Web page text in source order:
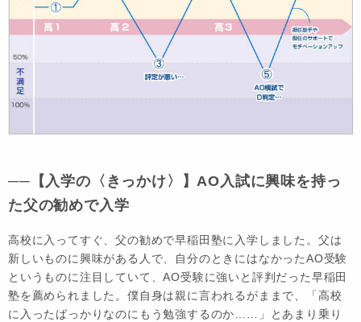
──【入学の〈きっかけ〉】AO入試に興味を持っ
た父の勧めで入学
高校に入ってすぐ、父の勧めで早稲田塾に入学しました。父は
新しいものに興味がある人で、自分のときにはなかったAO受験
というものに注目していて、AO受験に強いと評判だった早稲田
塾を薦められました。僕自身は親に言われるがままで、「高校
に入ったばっかりなのにもう勉強するのか……」とあまり乗り